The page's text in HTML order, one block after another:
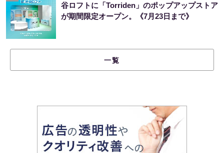
谷ロフトに「Torriden」のポップアップストア
が期間限定オープン。《7月23日まで》
一覧